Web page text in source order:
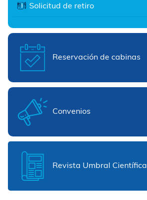
Solicitud de retiro
Reservación de cabinas
Convenios
Revista Umbral Científica